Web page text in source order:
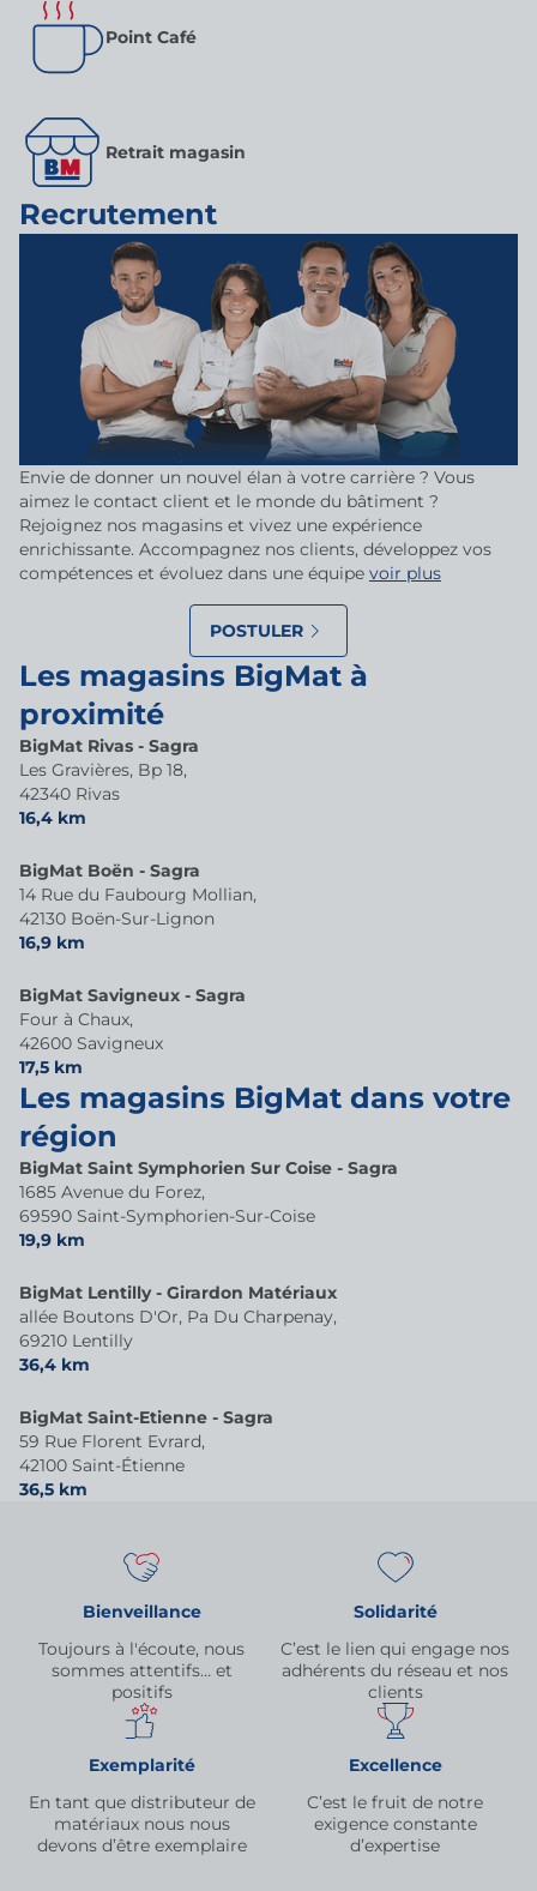
Point Café
Retrait magasin
Recrutement
Envie de donner un nouvel élan à votre carrière ? Vous
aimez le contact client et le monde du bâtiment ?
Rejoignez nos magasins et vivez une expérience
enrichissante. Accompagnez nos clients, développez vos
compétences et évoluez dans une équipe voir plus
POSTULER
Les magasins BigMat à
proximité
BigMat Rivas - Sagra
Les Gravières, Bp 18,
42340 Rivas
16,4 km
BigMat Boën - Sagra
14 Rue du Faubourg Mollian,
42130 Boën-Sur-Lignon
16,9 km
BigMat Savigneux - Sagra
Four à Chaux,
42600 Savigneux
17,5 km
Les magasins BigMat dans votre
région
BigMat Saint Symphorien Sur Coise - Sagra
1685 Avenue du Forez,
69590 Saint-Symphorien-Sur-Coise
19,9 km
BigMat Lentilly - Girardon Matériaux
allée Boutons D'Or, Pa Du Charpenay,
69210 Lentilly
36,4 km
BigMat Saint-Etienne - Sagra
59 Rue Florent Evrard,
42100 Saint-Étienne
36,5 km
Bienveillance
Toujours à l'écoute, nous
sommes attentifs… et
positifs
Solidarité
C’est le lien qui engage nos
adhérents du réseau et nos
clients
Exemplarité
En tant que distributeur de
matériaux nous nous
devons d’être exemplaire
Excellence
C’est le fruit de notre
exigence constante
d’expertise